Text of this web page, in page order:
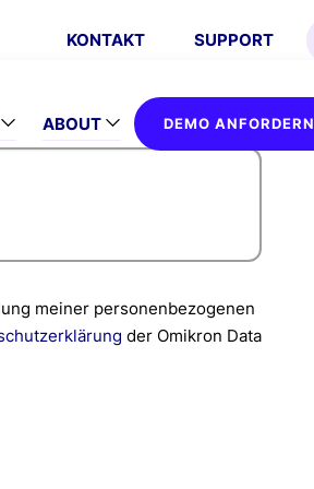
KONTAKT SUPPORT
Umsatz
Kalkulator
ABOUT
FAQs
DEMO ANFORDERN
meiner personenbezogenen
der Omikron Data